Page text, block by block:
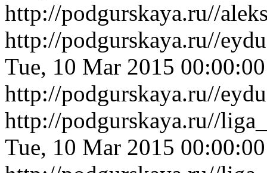
http://podgurskaya.ru//
http://podgurskaya.ru//
Tue, 10 Mar 2015
http://podgurskaya.ru//
http://podgurskaya.ru//
Tue, 10 Mar 2015